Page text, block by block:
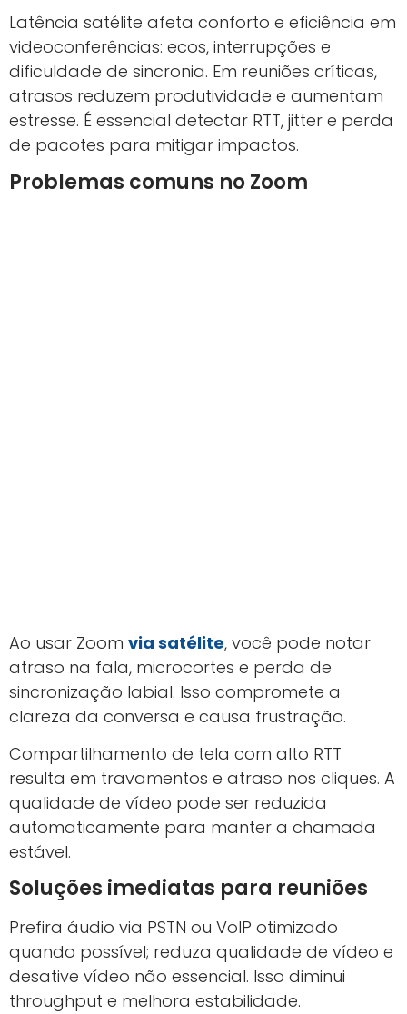
Latência satélite afeta conforto e eficiência em
videoconferências: ecos, interrupções e
dificuldade de sincronia. Em reuniões críticas,
atrasos reduzem produtividade e aumentam
estresse. É essencial detectar RTT, jitter e perda
de pacotes para mitigar impactos.
Problemas comuns no Zoom
Ao usar Zoom via satélite, você pode notar
atraso na fala, microcortes e perda de
sincronização labial. Isso compromete a
clareza da conversa e causa frustração.
Compartilhamento de tela com alto RTT
resulta em travamentos e atraso nos cliques. A
qualidade de vídeo pode ser reduzida
automaticamente para manter a chamada
estável.
Soluções imediatas para reuniões
Prefira áudio via PSTN ou VoIP otimizado
quando possível; reduza qualidade de vídeo e
desative vídeo não essencial. Isso diminui
throughput e melhora estabilidade.